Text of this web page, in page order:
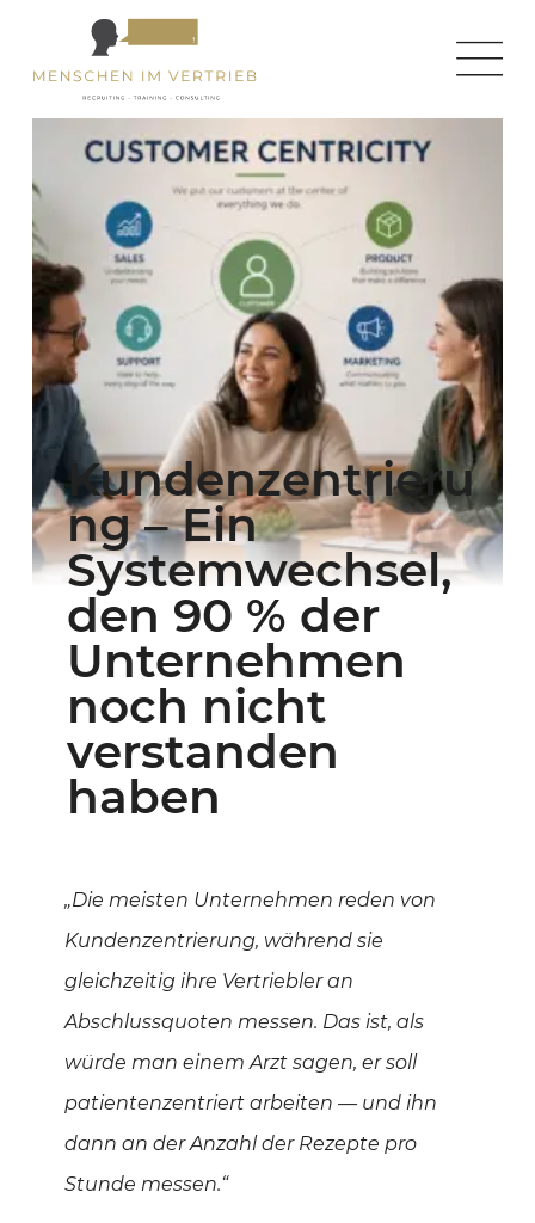
Kundenzentrieru
ng – Ein
Systemwechsel,
den 90 % der
Unternehmen
noch nicht
verstanden
haben
„Die meisten Unternehmen reden von
Kundenzentrierung, während sie
gleichzeitig ihre Vertriebler an
Abschlussquoten messen. Das ist, als
würde man einem Arzt sagen, er soll
patientenzentriert arbeiten — und ihn
dann an der Anzahl der Rezepte pro
Stunde messen.“